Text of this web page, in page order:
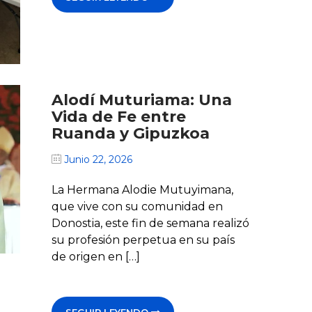
Alodí Muturiama: Una
Vida de Fe entre
Ruanda y Gipuzkoa
Junio 22, 2026
La Hermana Alodie Mutuyimana,
que vive con su comunidad en
Donostia, este fin de semana realizó
su profesión perpetua en su país
de origen en […]